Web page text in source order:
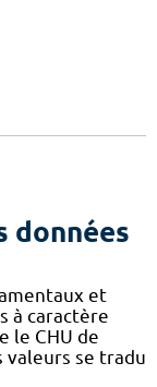
données
et
à caractère
le CHU de
valeurs se tradu